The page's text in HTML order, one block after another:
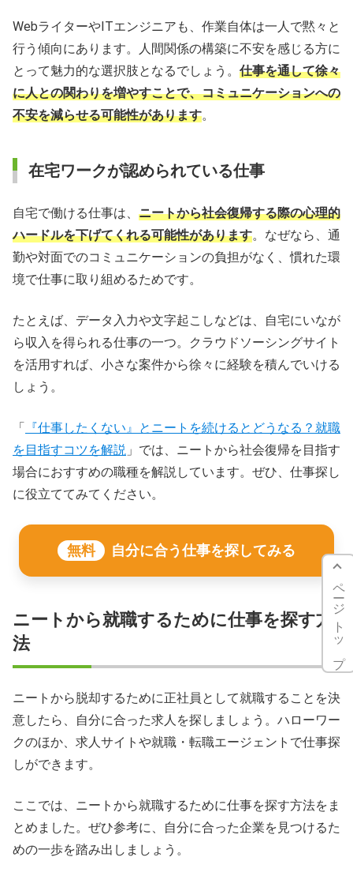
WebライターやITエンジニアも、作業自体は一人で黙々と
行う傾向にあります。人間関係の構築に不安を感じる方に
とって魅力的な選択肢となるでしょう。 仕事を通して徐々
に人との関わりを増やすことで、コミュニケーションへの
不安を減らせる可能性があります。
在宅ワークが認められている仕事
自宅で働ける仕事は、 ニートから社会復帰する際の心理的
ハードルを下げてくれる可能性があります。なぜなら、通
勤や対面でのコミュニケーションの負担がなく、慣れた環
境で仕事に取り組めるためです。
たとえば、データ入力や文字起こしなどは、自宅にいなが
ら収入を得られる仕事の一つ。クラウドソーシングサイト
を活用すれば、小さな案件から徐々に経験を積んでいける
しょう。
「
『仕事したくない』とニートを続けるとどうなる？就職
を目指すコツを解説 」では、ニートから社会復帰を目指す
場合におすすめの職種を解説しています。ぜひ、仕事探し
に役立ててみてください。
無料 自分に合う仕事を探してみる
ニートから就職するために仕事を探す方
法
ニートから脱却するために正社員として就職することを決
意したら、自分に合った求人を探しましょう。ハローワー
クのほか、求人サイトや就職・転職エージェントで仕事探
しができます。
ここでは、ニートから就職するために仕事を探す方法をま
とめました。ぜひ参考に、自分に合った企業を見つけるた
めの一歩を踏み出しましょう。
ページトップ